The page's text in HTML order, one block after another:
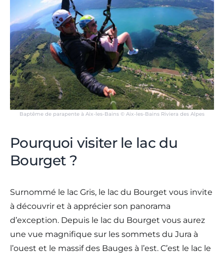
Baptême de parapente à Aix-les-Bains © Aix-les-Bains Riviera des Alpes
Pourquoi visiter le lac du
Bourget ?
Surnommé le lac Gris, le lac du Bourget vous invite
à découvrir et à apprécier son panorama
d’exception. Depuis le lac du Bourget vous aurez
une vue magnifique sur les sommets du Jura à
l’ouest et le massif des Bauges à l’est. C’est le lac le